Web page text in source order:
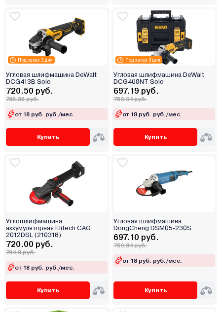
Под заказ 3 дня
Угловая шлифмашина DeWalt
DCG413B Solo
720.50 руб.
785.35 руб.
от 18 руб. руб./мес.
Купить
Под заказ 3 дня
Угловая шлифмашина DeWalt
DCG408NT Solo
697.19 руб.
759.94 руб.
от 18 руб. руб./мес.
Купить
Углошлифмашина
аккумуляторная Elitech CAG
2012DSL (210318)
720.00 руб.
784.8 руб.
от 18 руб. руб./мес.
Купить
Угловая шлифмашина
DongCheng DSM05-230S
697.10 руб.
759.84 руб.
от 18 руб. руб./мес.
Купить